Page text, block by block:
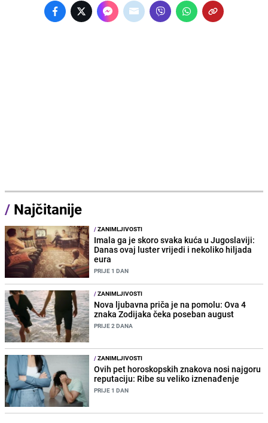
/ Najčitanije
/ZANIMLJIVOSTI
Imala ga je skoro svaka kuća u Jugoslaviji:
Danas ovaj luster vrijedi i nekoliko hiljada
eura
PRIJE 1 DAN
/ZANIMLJIVOSTI
Nova ljubavna priča je na pomolu: Ova 4
znaka Zodijaka čeka poseban august
PRIJE 2 DANA
/ZANIMLJIVOSTI
Ovih pet horoskopskih znakova nosi najgoru
reputaciju: Ribe su veliko iznenađenje
PRIJE 1 DAN